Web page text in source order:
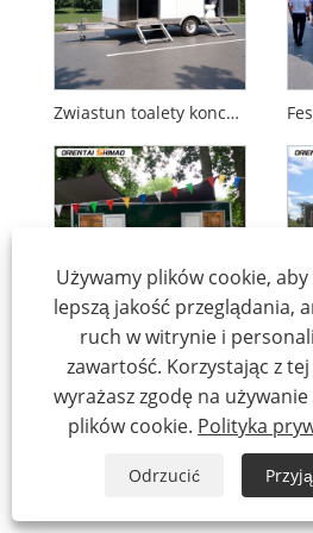
Zwiastun toalety koncertowej
Mobilna toaleta publiczna
Używamy plików cookie,
lepszą jakość przeglądania,
ruch w witrynie i
zawartość. Korzystając z
wyrażasz zgodę na używanie
plików cookie. Polityka
Odrzucić